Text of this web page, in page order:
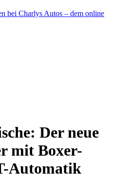
bei Charlys Autos – dem online
Der neue
mit Boxer-
Automatik